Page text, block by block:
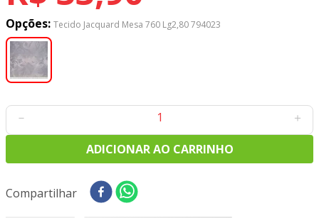
Opções: Tecido Jacquard Mesa 760 Lg2,80 794023
＋
－
ADICIONAR AO CARRINHO
Compartilhar
7º
tecido tricoline
8º
tricoline digital
9º
tecido oxford